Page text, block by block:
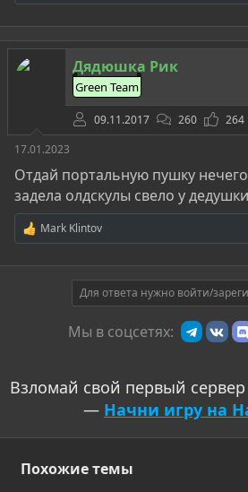
е
а
ц
и
Дядюшка Рик
Green Team
09.11.2017 260
264
17.01.2023
Отдай портальную пушку
задела олдскулы свело у дедушки
Р
е
а
Mark Klintov
Для ответа нужно войти/
Мы в соцсетях:
Взломай свой первый
— Начни игру на
Похожие темы